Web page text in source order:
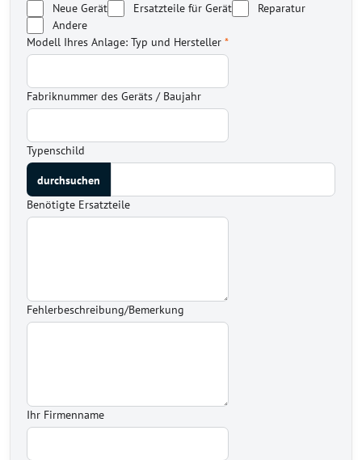
Neue Gerät
Ersatzteile für Gerät
Reparatur
Andere
Modell Ihres Anlage: Typ und Hersteller *
Fabriknummer des Geräts / Baujahr
Typenschild
Benötigte Ersatzteile
Fehlerbeschreibung/Bemerkung
Ihr Firmenname